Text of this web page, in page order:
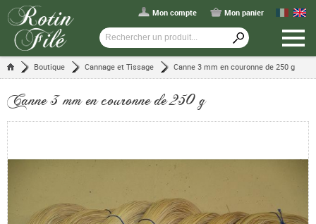
Mon compte Mon panier
Boutique Cannage et Tissage Canne 3 mm en couronne de 250 g
Canne 3 mm en couronne de 250 g